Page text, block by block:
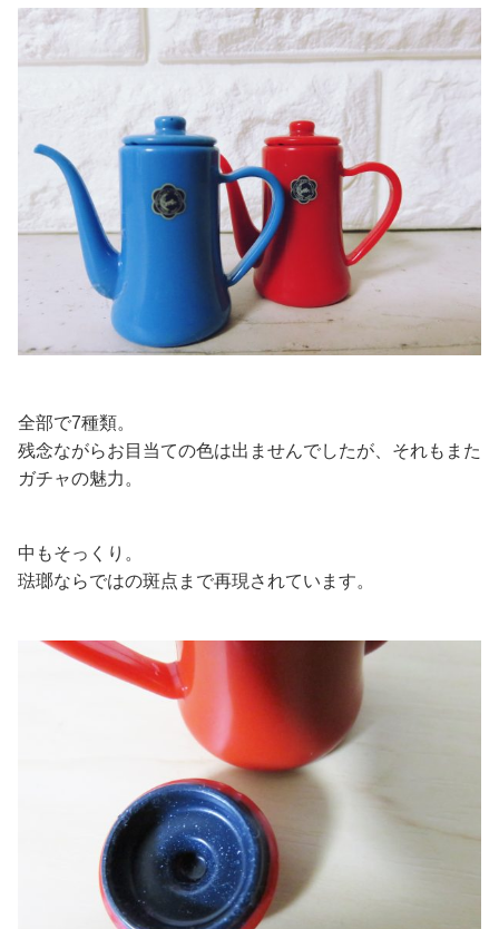
全部で7種類。
残念ながらお目当ての色は出ませんでしたが、それもまた
ガチャの魅力。
中もそっくり。
琺瑯ならではの斑点まで再現されています。